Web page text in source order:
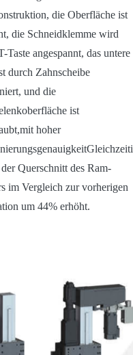
die Oberfläche ist
die Schneidklemme wird
Taste angespannt, das untere
durch Zahnscheibe
und die
ist
hoher
Querschnitt des Ram-
im Vergleich zur vorherigen
um 44% erhöht.